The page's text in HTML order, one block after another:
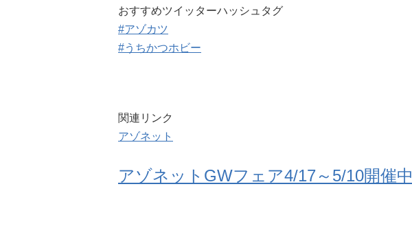
おすすめツイッターハッシュタグ
#アゾカツ
#うちかつホビー
関連リンク
アゾネット
アゾネットGWフェア4/17～5/10開催中